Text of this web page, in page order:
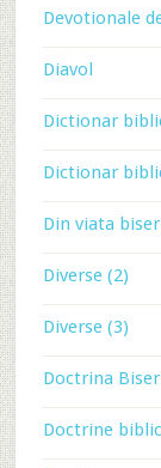
Devotionale
Diavol
Dictionar
Dictionar
Din viata
Diverse (2)
Diverse (3)
Doctrina
Doctrine